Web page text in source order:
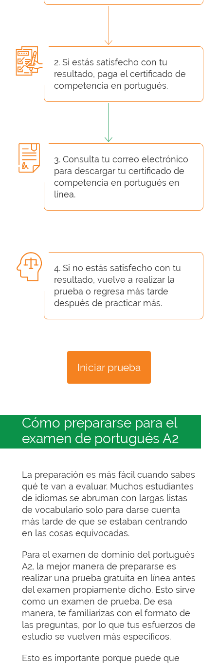
2. Si estás satisfecho con tu
resultado, paga el certificado de
competencia en portugués.
3. Consulta tu correo electrónico
para descargar tu certificado de
competencia en portugués en
línea.
4. Si no estás satisfecho con tu
resultado, vuelve a realizar la
prueba o regresa más tarde
después de practicar más.
Iniciar prueba
Cómo prepararse para el
examen de portugués A2
La preparación es más fácil cuando sabes
qué te van a evaluar. Muchos estudiantes
de idiomas se abruman con largas listas
de vocabulario solo para darse cuenta
más tarde de que se estaban centrando
en las cosas equivocadas.
Para el examen de dominio del portugués
A2, la mejor manera de prepararse es
realizar una prueba gratuita en línea antes
del examen propiamente dicho. Esto sirve
como un examen de prueba. De esa
manera, te familiarizas con el formato de
las preguntas, por lo que tus esfuerzos de
estudio se vuelven más específicos.
Esto es importante porque puede que